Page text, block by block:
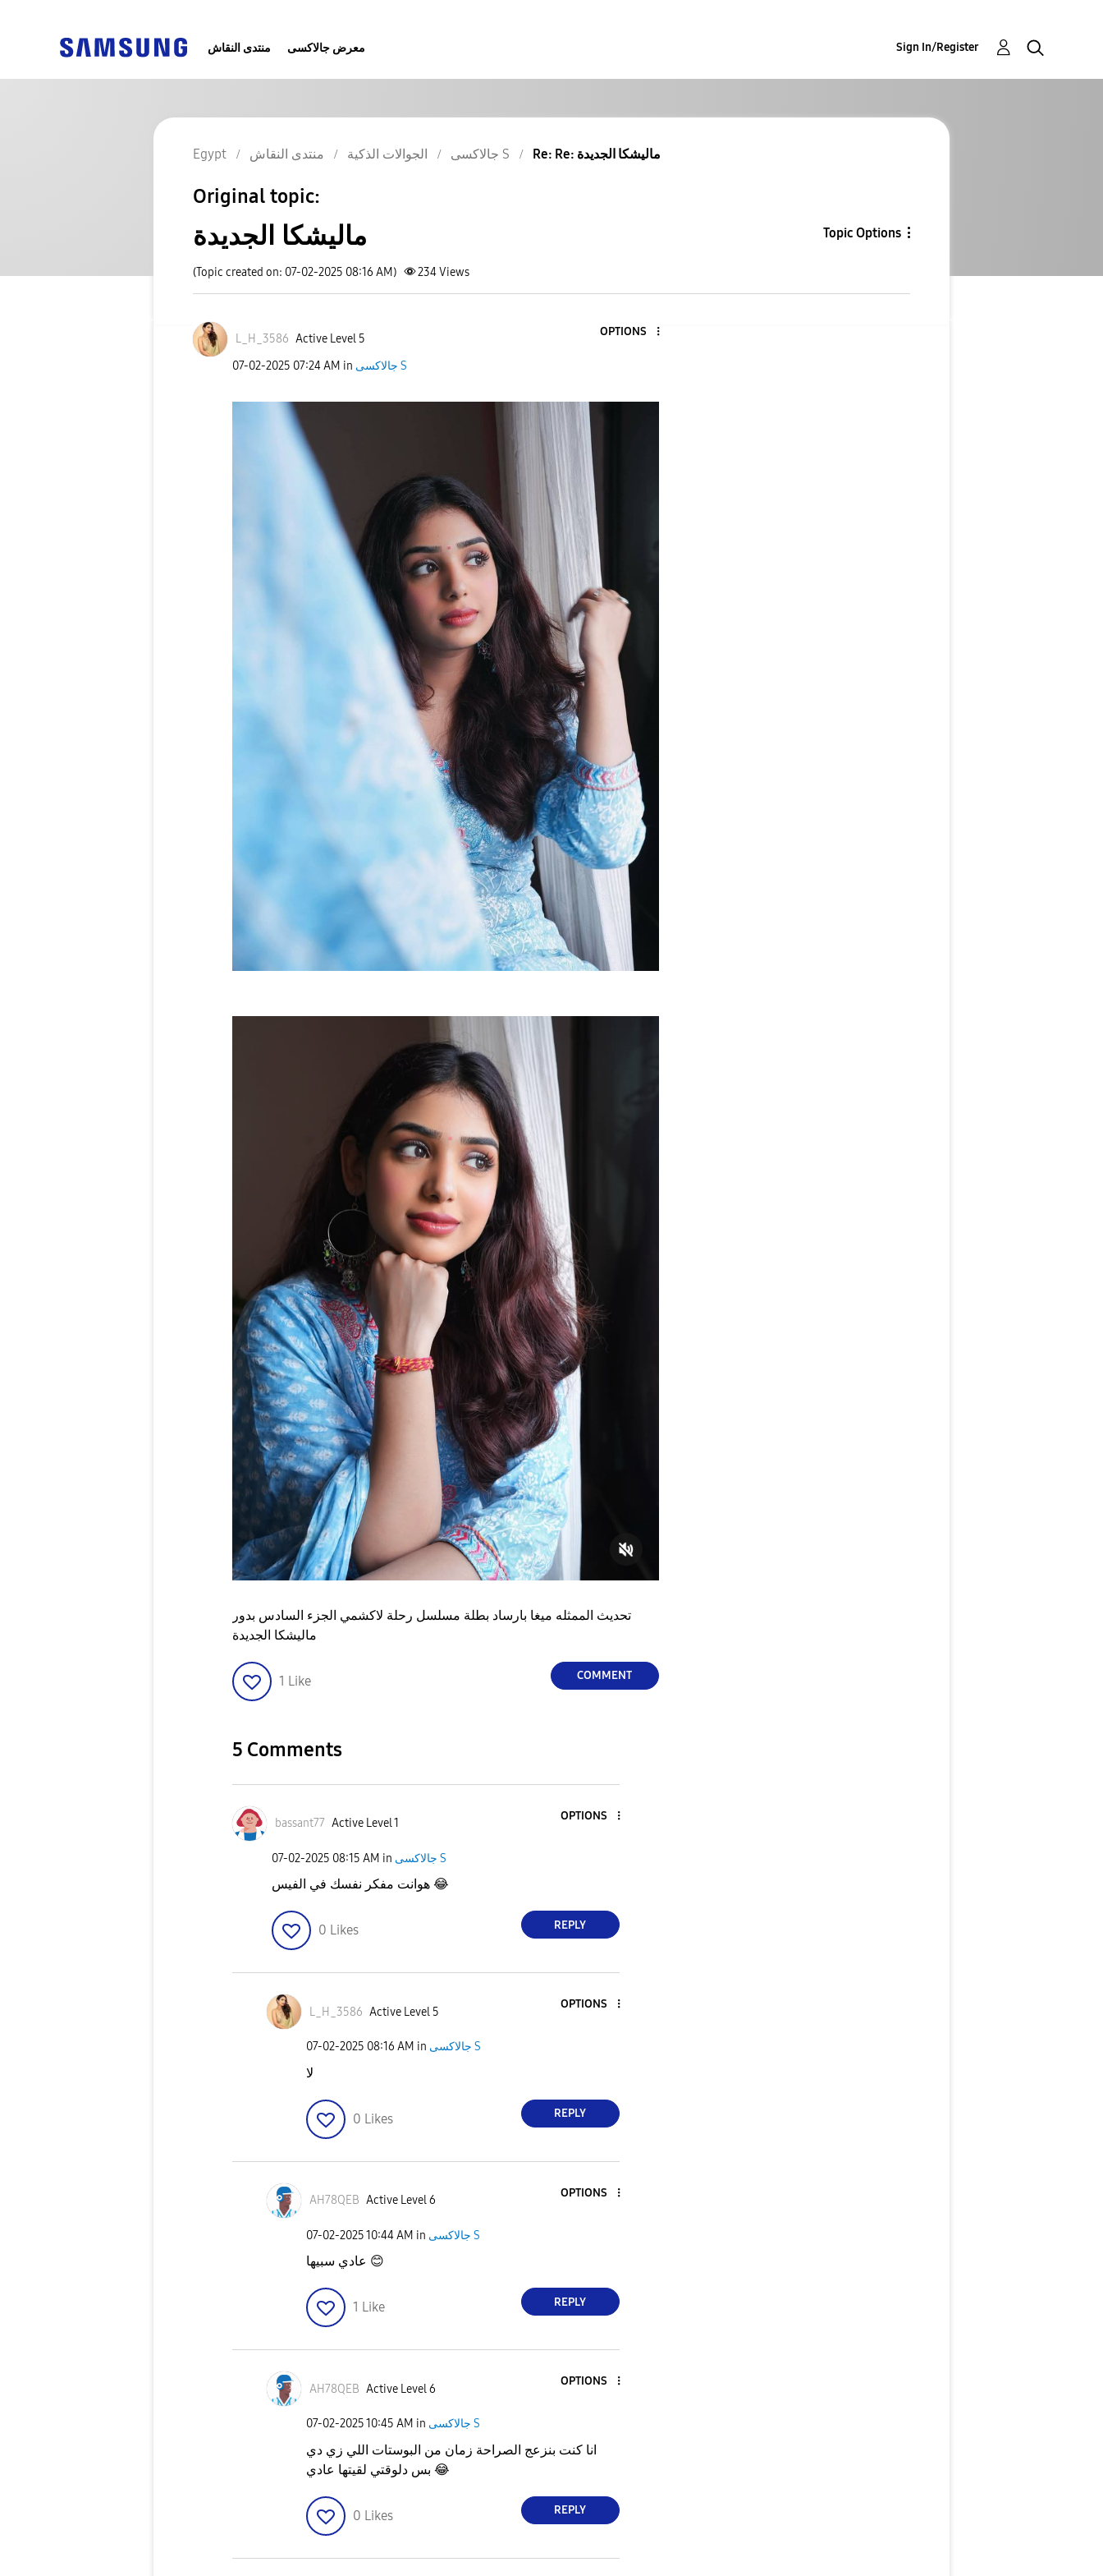
منتدى النقاش معرض جالاكسى Sign In/Register
Egypt منتدى النقاش الجوالات الذكية جالاكسى S Re: Re: ماليشكا الجديدة
Original topic:
ماليشكا الجديدة Topic Options
(Topic created on: 07-02-2025 08:16 AM) 234Views
L_H_3586 Active Level 5
OPTIONS
‎07-02-2025 07:24 AM in جالاكسى S
تحديث الممثله ميغا بارساد بطلة مسلسل رحلة لاكشمي الجزء السادس بدور
ماليشكا الجديدة
1 Like COMMENT
5 Comments
bassant77 Active Level 1
OPTIONS
‎07-02-2025 08:15 AM in جالاكسى S
😂
0 Likes REPLY
L_H_3586 Active Level 5
OPTIONS
‎07-02-2025 08:16 AM in جالاكسى S
لا
0 Likes REPLY
AH78QEB Active Level 6
OPTIONS
‎07-02-202510:44 AM in جالاكسى S
😊
1 Like REPLY
AH78QEB Active Level 6
OPTIONS
‎07-02-202510:45 AM in جالاكسى S
انا كنت بنزعج الصراحة زمان من البوستات اللي زي دي
😂
0 Likes REPLY